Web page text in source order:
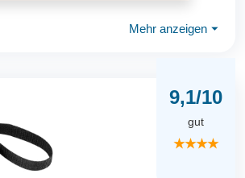
Mehr anzeigen ⏷
9,1/10
gut
★★★★